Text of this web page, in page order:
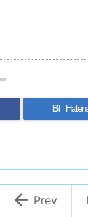
B!
 Prev